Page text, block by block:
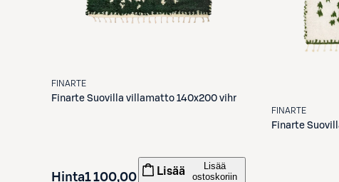
FINARTE
Finarte Suovilla villamatto 140x200 vihr
Hinta1 100,00 € Lisää
Lisää
ostoskoriin
FINARTE
Finarte